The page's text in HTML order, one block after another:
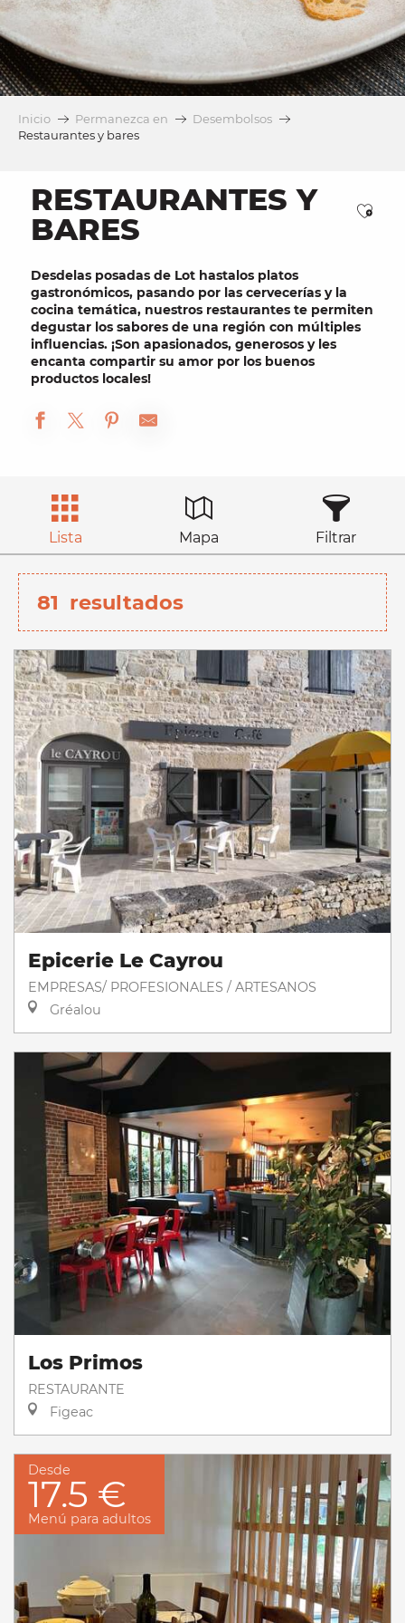
Inicio Permanezca en
Desembolsos
Restaurantes y bares
RESTAURANTES Y
BARES
Desdelas posadas de Lot hastalos platos
gastronómicos, pasando por las cervecerías y la
cocina temática, nuestros restaurantes te permiten
degustar los sabores de una región con múltiples
influencias. ¡Son apasionados, generosos y les
encanta compartir su amor por los buenos
productos locales!
Lista Mapa Filtrar
81 resultados
Epicerie Le Cayrou
EMPRESAS/ PROFESIONALES / ARTESANOS
Gréalou
Los Primos
RESTAURANTE
Figeac
Desde
17.5 €
Menú para adultos